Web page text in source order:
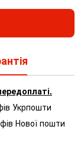
Укрпошти
Нової пошти